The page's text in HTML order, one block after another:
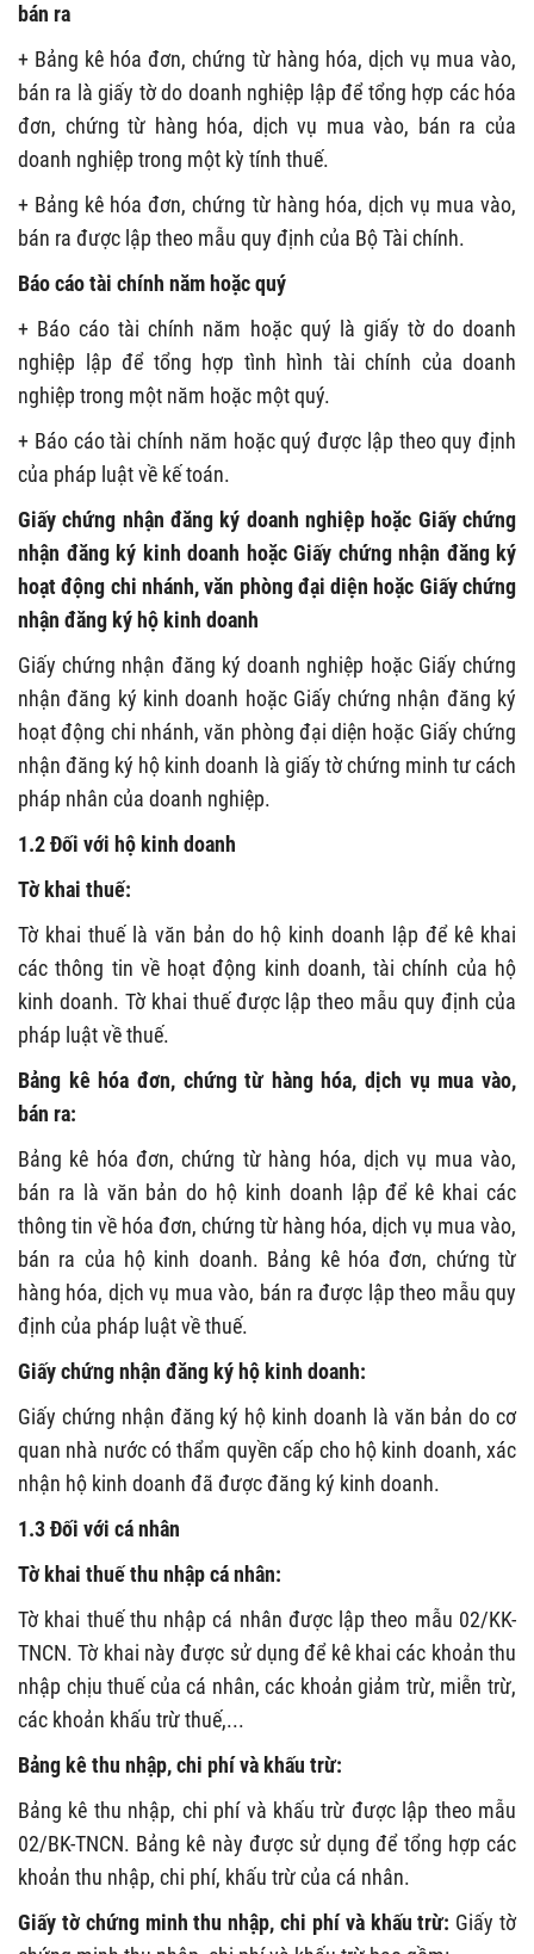
bán ra
+ Bảng kê hóa đơn, chứng từ hàng hóa, dịch vụ mua vào,
bán ra là giấy tờ do doanh nghiệp lập để tổng hợp các hóa
đơn, chứng từ hàng hóa, dịch vụ mua vào, bán ra của
doanh nghiệp trong một kỳ tính thuế.
+ Bảng kê hóa đơn, chứng từ hàng hóa, dịch vụ mua vào,
bán ra được lập theo mẫu quy định của Bộ Tài chính.
Báo cáo tài chính năm hoặc quý
+ Báo cáo tài chính năm hoặc quý là giấy tờ do doanh
nghiệp lập để tổng hợp tình hình tài chính của doanh
nghiệp trong một năm hoặc một quý.
+ Báo cáo tài chính năm hoặc quý được lập theo quy định
của pháp luật về kế toán.
Giấy chứng nhận đăng ký doanh nghiệp hoặc Giấy chứng
nhận đăng ký kinh doanh hoặc Giấy chứng nhận đăng ký
hoạt động chi nhánh, văn phòng đại diện hoặc Giấychứng
nhận đăng ký hộ kinh doanh
Giấy chứng nhận đăng ký doanh nghiệp hoặc Giấy chứng
nhận đăng ký kinh doanh hoặc Giấy chứng nhận đăng ký
hoạt động chi nhánh, văn phòng đại diện hoặc Giấy chứng
nhận đăng ký hộ kinh doanh là giấy tờ chứng minh tư cách
pháp nhân của doanh nghiệp.
1.2 Đối với hộ kinh doanh
Tờ khai thuế:
Tờ khai thuế là văn bản do hộ kinh doanh lập để kê khai
các thông tin về hoạt động kinh doanh, tài chính của hộ
kinh doanh. Tờ khai thuế được lập theo mẫu quy định của
pháp luật về thuế.
Bảng kê hóa đơn, chứng từ hàng hóa, dịch vụ mua vào,
bán ra:
Bảng kê hóa đơn, chứng từ hàng hóa, dịch vụ mua vào,
bán ra là văn bản do hộ kinh doanh lập để kê khai các
thông tin về hóa đơn, chứng từ hàng hóa, dịch vụ mua vào,
bán ra của hộ kinh doanh. Bảng kê hóa đơn, chứng từ
hàng hóa, dịch vụ mua vào, bán ra được lập theo mẫu quy
định của pháp luật về thuế.
Giấy chứng nhận đăng ký hộ kinh doanh:
Giấy chứng nhận đăng ký hộ kinh doanh là văn bản do cơ
quan nhà nước có thẩm quyền cấp cho hộ kinh doanh, xác
nhận hộ kinh doanh đã được đăng ký kinh doanh.
1.3 Đối với cá nhân
Tờ khai thuế thu nhập cá nhân:
Tờ khai thuế thu nhập cá nhân được lập theo mẫu 02/KK-
TNCN. Tờ khai này được sử dụng để kê khai các khoản thu
nhập chịu thuế của cá nhân, các khoản giảm trừ, miễn trừ,
các khoản khấu trừ thuế,...
Bảng kê thu nhập, chi phí và khấu trừ:
Bảng kê thu nhập, chi phí và khấu trừ được lập theo mẫu
02/BK-TNCN. Bảng kê này được sử dụng để tổng hợp các
khoản thu nhập, chi phí, khấu trừ của cá nhân.
Giấy tờ chứng minh thu nhập, chi phí và khấu trừ: Giấy tờ